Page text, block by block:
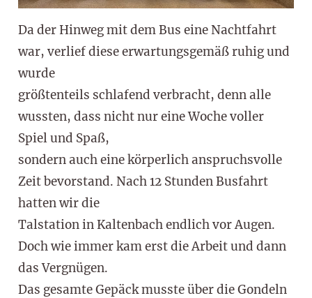
Da der Hinweg mit dem Bus eine Nachtfahrt
war, verlief diese erwartungsgemäß ruhig und
wurde
größtenteils schlafend verbracht, denn alle
wussten, dass nicht nur eine Woche voller
Spiel und Spaß,
sondern auch eine körperlich anspruchsvolle
Zeit bevorstand. Nach 12 Stunden Busfahrt
hatten wir die
Talstation in Kaltenbach endlich vor Augen.
Doch wie immer kam erst die Arbeit und dann
das Vergnügen.
Das gesamte Gepäck musste über die Gondeln